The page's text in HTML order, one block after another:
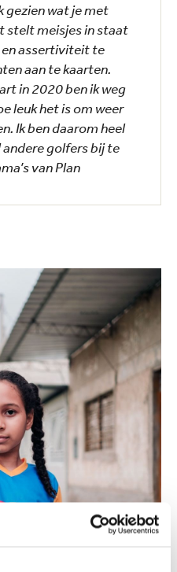
gezien wat je met
stelt meisjes in staat
assertiviteit te
aan te kaarten.
in 2020 ben ik weg
leuk het is om weer
Ik ben daarom heel
golfers bij te
van Plan